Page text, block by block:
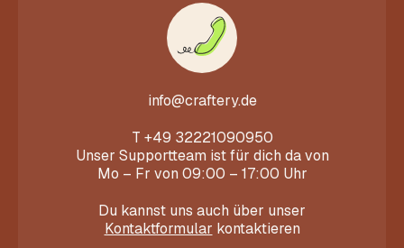
info@craftery.de
T +49 32221090950
Unser Supportteam ist für dich da von
Mo – Fr von 09:00 – 17:00 Uhr
Du kannst uns auch über unser
Kontaktformular kontaktieren